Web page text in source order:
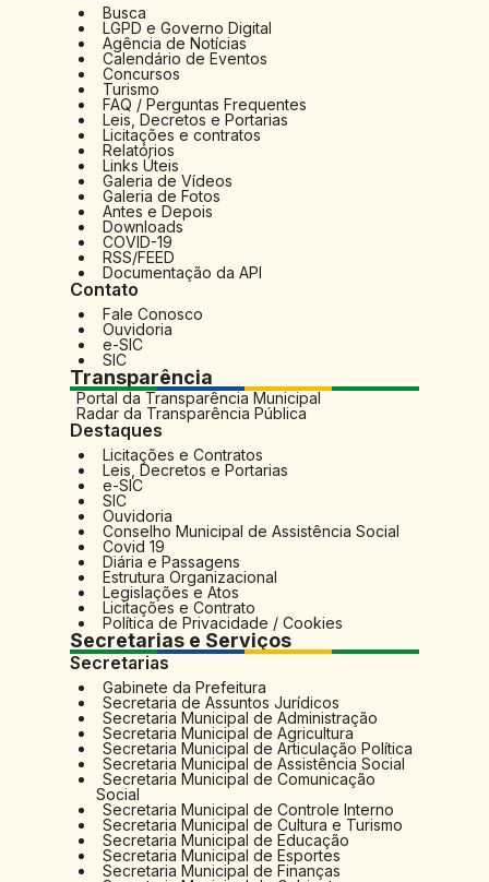
Busca
LGPD e Governo Digital
Agência de Notícias
Calendário de Eventos
Concursos
Turismo
FAQ / Perguntas Frequentes
Leis, Decretos e Portarias
Licitações e contratos
Relatórios
Links Úteis
Galeria de Vídeos
Galeria de Fotos
Antes e Depois
Downloads
COVID-19
RSS/FEED
Documentação da API
Contato
Fale Conosco
Ouvidoria
e-SIC
SIC
Transparência
Portal da Transparência Municipal
Radar da Transparência Pública
Destaques
Licitações e Contratos
Leis, Decretos e Portarias
e-SIC
SIC
Ouvidoria
Conselho Municipal de Assistência Social
Covid 19
Diária e Passagens
Estrutura Organizacional
Legislações e Atos
Licitações e Contrato
Política de Privacidade / Cookies
Secretarias e Serviços
Secretarias
Gabinete da Prefeitura
Secretaria de Assuntos Jurídicos
Secretaria Municipal de Administração
Secretaria Municipal de Agricultura
Secretaria Municipal de Articulação Política
Secretaria Municipal de Assistência Social
Secretaria Municipal de Comunicação
Social
Secretaria Municipal de Controle Interno
Secretaria Municipal de Cultura e Turismo
Secretaria Municipal de Educação
Secretaria Municipal de Esportes
Secretaria Municipal de Finanças